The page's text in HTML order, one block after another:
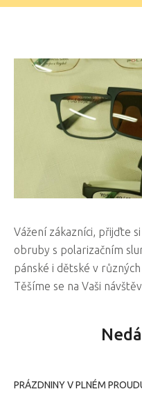
Vážení zákazníci, přijďte
obruby s polarizačním
pánské i dětské v
Těšíme se na Vaši
PRÁZDNINY V PLNÉM